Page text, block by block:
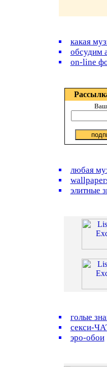
какая
обсудим
on-line
любая
элитные
голые
секси-
эро-обои